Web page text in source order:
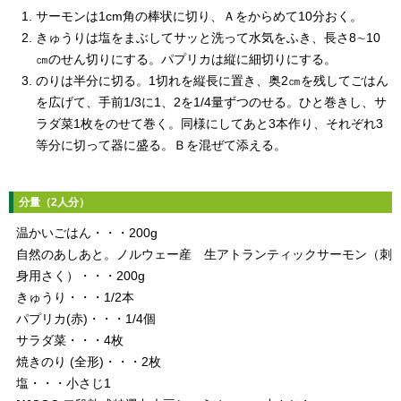
サーモンは1cm角の棒状に切り、Ａをからめて10分おく。
きゅうりは塩をまぶしてサッと洗って水気をふき、長さ8∼10
㎝のせん切りにする。パプリカは縦に細切りにする。
のりは半分に切る。1切れを縦長に置き、奥2㎝を残してごはん
を広げて、手前1/3に1、2を1/4量ずつのせる。ひと巻きし、サ
ラダ菜1枚をのせて巻く。同様にしてあと3本作り、それぞれ3
等分に切って器に盛る。Ｂを混ぜて添える。
分量（2人分）
温かいごはん・・・200g
自然のあしあと。ノルウェー産 生アトランティックサーモン（刺
身用さく）・・・200g
きゅうり・・・1/2本
パプリカ(赤)・・・1/4個
サラダ菜・・・4枚
焼きのり (全形)・・・2枚
塩・・・小さじ1